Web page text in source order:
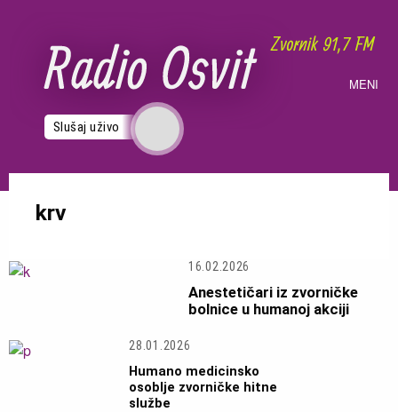
sadržaj
MENI
Slušaj uživo
krv
16.02.2026
Anestetičari iz zvorničke
bolnice u humanoj akciji
28.01.2026
Humano medicinsko
osoblje zvorničke hitne
službe